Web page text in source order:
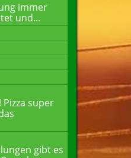
immer
und...
super
gibt es